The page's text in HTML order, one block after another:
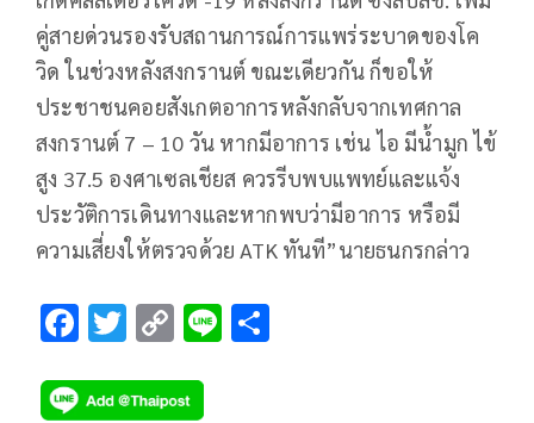
คู่สายด่วนรองรับสถานการณ์การแพร่ระบาดของโค
วิด ในช่วงหลังสงกรานต์ ขณะเดียวกัน ก็ขอให้
ประชาชนคอยสังเกตอาการหลังกลับจากเทศกาล
สงกรานต์ 7 – 10 วัน หากมีอาการ เช่น ไอ มีน้ำมูก ไข้
สูง 37.5 องศาเซลเชียส ควรรีบพบแพทย์และแจ้ง
ประวัติการเดินทางและหากพบว่ามีอาการ หรือมี
ความเสี่ยงให้ตรวจด้วย ATK ทันที”นายธนกรกล่าว
F
e
T
tt
C
p
Li